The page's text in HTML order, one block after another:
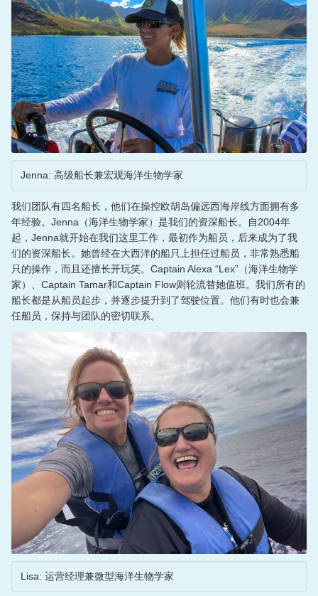
Jenna: 高级船长兼宏观海洋生物学家
我们团队有四名船长，他们在操控欧胡岛偏远西海岸线方面拥有多
年经验。Jenna（海洋生物学家）是我们的资深船长。自2004年
起，Jenna就开始在我们这里工作，最初作为船员，后来成为了我
们的资深船长。她曾经在大西洋的船只上担任过船员，非常熟悉船
只的操作，而且还擅长开玩笑。Captain Alexa “Lex”（海洋生物学
家）、Captain Tamar和Captain Flow则轮流替她值班。我们所有的
船长都是从船员起步，并逐步提升到了驾驶位置。他们有时也会兼
任船员，保持与团队的密切联系。
Lisa: 运营经理兼微型海洋生物学家